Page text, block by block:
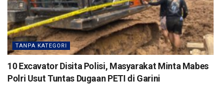
TANPA KATEGORI
10 Excavator Disita Polisi, Masyarakat Minta Mabes
Polri Usut Tuntas Dugaan PETI di Garini